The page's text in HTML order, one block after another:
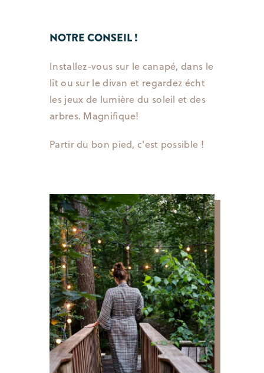
NOTRE CONSEIL !
Installez-vous sur le canapé, dans le
lit ou sur le divan et regardez écht
les jeux de lumière du soleil et des
arbres. Magnifique!
Partir du bon pied, c'est possible !